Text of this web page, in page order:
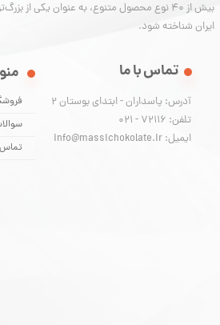
بیش از ۴۰ نوع محصول متنوع، به عنوان یکی از
ایران شناخته شود.
تماس
تماس با ما
آدرس: پاسداران - ابتدای بوستان 2
تلفن: 72116 - 021
ایمیل: info@massichokolate.ir